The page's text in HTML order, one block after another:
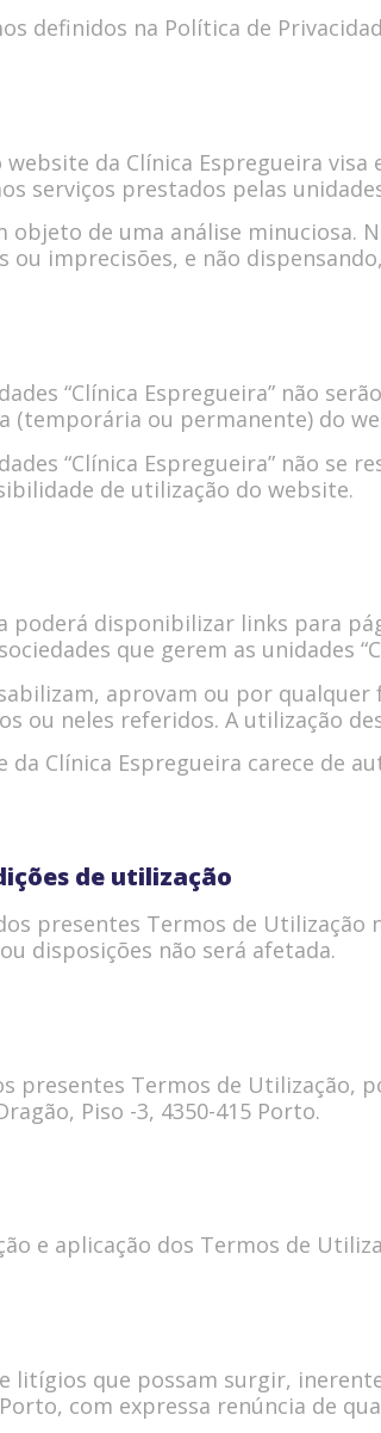
definidos na Política de
da Clínica Espregueira
serviços prestados pelas
objeto de uma análise
imprecisões, e não
“Clínica Espregueira” não
(temporária ou permanente) do
“Clínica Espregueira” não
de utilização do website.
poderá disponibilizar links para
que gerem as unidades
aprovam ou por
ou neles referidos. A utilização
Clínica Espregueira carece de
de utilização
presentes Termos de
disposições não será afetada.
presentes Termos de Utilização,
Piso -3, 4350-415 Porto.
e aplicação dos Termos de
litígios que possam surgir,
com expressa renúncia de